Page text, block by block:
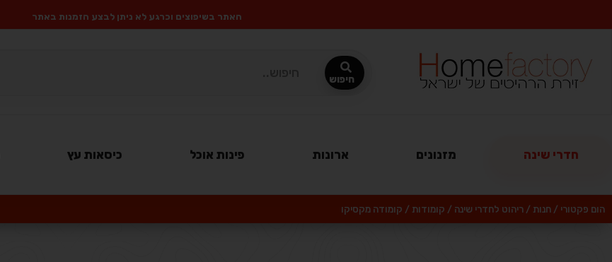
האתר בשיפוצים וכרגע לא ניתן לבצע הזמנות באתר
חדרי שינה מזנונים ארונות פינות אוכל כיסאות עץ
הום פקטורי / חנות / ריהוט לחדרי שינה / קומודות / קומודה מקסיקו